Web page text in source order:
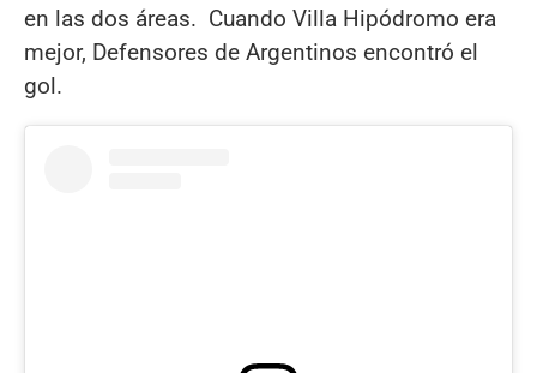
en las dos áreas. Cuando Villa Hipódromo era
mejor, Defensores de Argentinos encontró el
gol.